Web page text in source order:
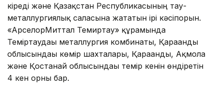
кіреді және Қазақстан Республикасының тау-
металлургиялық саласына жататын ірі кәсіпорын.
«АрселорМиттал Темиртау» құрамында
Теміртаудағы металлургия комбинаты, Қарағанды
облысындағы көмір шахталары, Қарағанды, Ақмола
және Қостанай облысындағы темір кенін өндіретін
4 кен орны бар.